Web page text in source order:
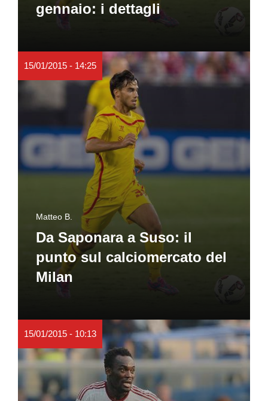
gennaio: i dettagli
15/01/2015 - 14:25
Matteo B.
Da Saponara a Suso: il
punto sul calciomercato del
Milan
15/01/2015 - 10:13